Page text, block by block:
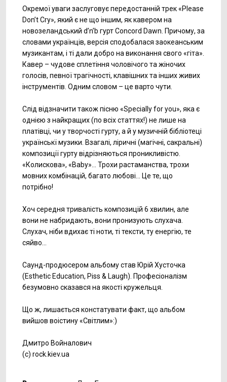
Окремої уваги заслуговує передостанній трек «Please
Don’t Cry», який є не що іншим, як кавером на
новозеландський d’n’b гурт Concord Dawn. Причому, за
словами українців, версія сподобалася заокеанським
музикантам, і ті дали добро на виконання свого «гіта».
Кавер – чудове сплетіння чоловічого та жіночих
голосів, певної трагічності, клавішних та інших живих
інструментів. Одним словом – це варто чути.
Слід відзначити також пісню «Specially for you», яка є
однією з найкращих (по всіх статтях!) не лише на
платівці, чи у творчості гурту, а й у музичній бібліотеці
українськї музики. Взагалі, ліричні (магічні, сакральні)
композиції гурту відрізняються проникливістю.
«Колискова», «Baby»… Трохи растаманства, трохи
мовних комбінацій, багато любові… Це те, що
потрібно!
Хоч середня тривалість композицій 6 хвилин, але
вони не набридають, вони пронизують слухача.
Слухач, ніби вдихає ті ноти, ті тексти, ту енергію, те
сяйво…
Саунд-продюсером альбому став Юрій Хусточка
(Esthetic Education, Piss & Laugh). Професіоналізм
безумовно сказався на якості кружельця.
Що ж, лишається констатувати факт, що альбом
вийшов воістину «Світлим»:)
Дмитро Войналович
(c) rock.kiev.ua